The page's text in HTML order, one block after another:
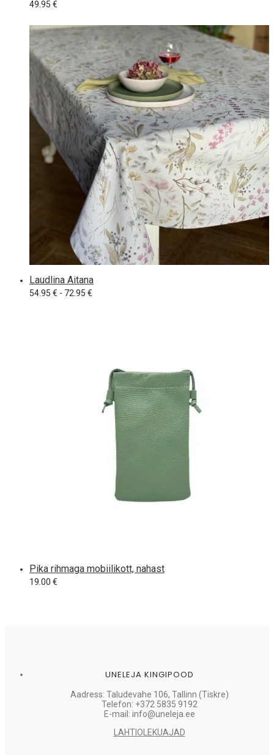
49.95 €
Laudlina Aitana
54.95 € - 72.95 €
Pika rihmaga mobiilikott, nahast
19.00 €
UNELEJA KINGIPOOD
Aadress: Taludevahe 106, Tallinn (Tiskre)
Telefon: +372 5835 9192
E-mail: info@uneleja.ee
LAHTIOLEKUAJAD